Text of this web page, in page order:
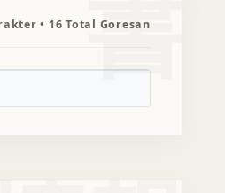
• 16 Total Goresan